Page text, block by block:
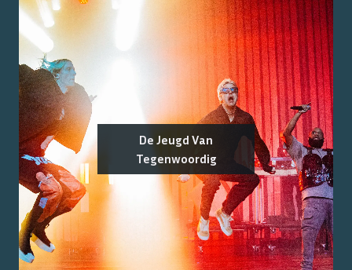
De Jeugd Van
Tegenwoordig